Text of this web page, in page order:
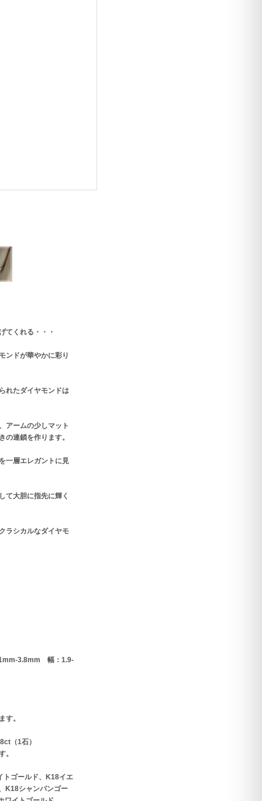
てくれる・・・
ンドが華やかに彩り
れたダイヤモンドは
アームの少しマット
の連鎖を作ります。
一層エレガントに見
て大胆に指先に輝く
ラシカルなダイヤモ
3.8mm 幅：1.9-
す。
（1石）
。
トゴールド、K18イエ
K18シャンパンゴー